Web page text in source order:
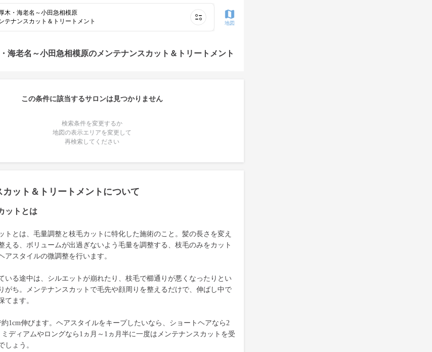
木・海老名～小田急相模原
テナンスカット＆トリートメント
地図
海老名～小田急相模原のメンテナンスカット＆トリートメント
この条件に該当するサロンは見つかりません
検索条件を変更するか
地図の表示エリアを変更して
再検索してください
カット＆トリートメントについて
ットとは
トとは、毛量調整と枝毛カットに特化した施術のこと。髪の長さを変え
える、ボリュームが出過ぎないよう毛量を調整する、枝毛のみをカット
アスタイルの微調整を行います。
いる途中は、シルエットが崩れたり、枝毛で櫛通りが悪くなったりとい
がち。メンテナンスカットで毛先や顔周りを整えるだけで、伸ばし中で
てます。
1cm伸びます。ヘアスタイルをキープしたいなら、ショートヘアなら2
ミディアムやロングなら1ヵ月～1ヵ月半に一度はメンテナンスカットを受
しょう。